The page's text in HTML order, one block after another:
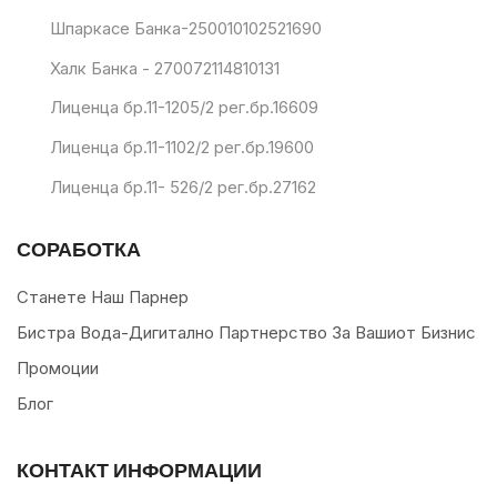
Шпаркасе Банка-250010102521690
Халк Банка - 270072114810131
Лиценца бр.11-1205/2 рег.бр.16609
Лиценца бр.11-1102/2 рег.бр.19600
Лиценца бр.11- 526/2 рег.бр.27162
СОРАБОТКА
Станете Наш Парнер
Бистра Вода-Дигитално Партнерство За Вашиот Бизнис
Промоции
Блог
КОНТАКТ ИНФОРМАЦИИ